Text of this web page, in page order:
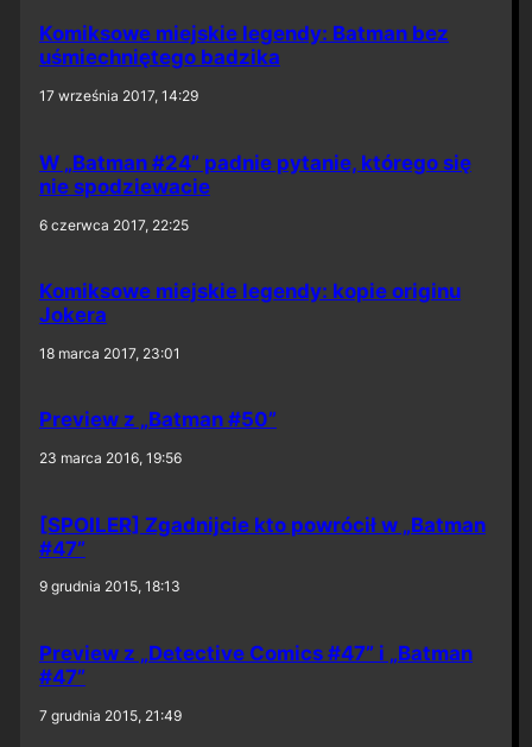
Komiksowe miejskie legendy: Batman bez
uśmiechniętego badzika
17 września 2017, 14:29
W „Batman #24” padnie pytanie, którego się
nie spodziewacie
6 czerwca 2017, 22:25
Komiksowe miejskie legendy: kopie originu
Jokera
18 marca 2017, 23:01
Preview z „Batman #50”
23 marca 2016, 19:56
[SPOILER] Zgadnijcie kto powrócił w „Batman
#47”
9 grudnia 2015, 18:13
Preview z „Detective Comics #47” i „Batman
#47”
7 grudnia 2015, 21:49